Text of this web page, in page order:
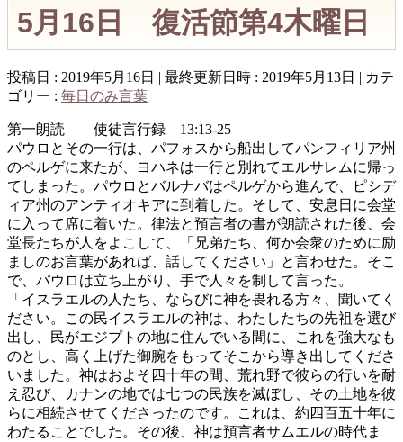
5月16日 復活節第4木曜日
投稿日 : 2019年5月16日 最終更新日時 : 2019年5月13日
カテ
ゴリー : 毎日のみ言葉
第一朗読 使徒言行録 13:13-25
パウロとその一行は、パフォスから船出してパンフィリア州
のペルゲに来たが、ヨハネは一行と別れてエルサレムに帰っ
てしまった。パウロとバルナバはペルゲから進んで、ピシデ
ィア州のアンティオキアに到着した。そして、安息日に会堂
に入って席に着いた。律法と預言者の書が朗読された後、会
堂長たちが人をよこして、「兄弟たち、何か会衆のために励
ましのお言葉があれば、話してください」と言わせた。そこ
で、パウロは立ち上がり、手で人々を制して言った。
「イスラエルの人たち、ならびに神を畏れる方々、聞いてく
ださい。この民イスラエルの神は、わたしたちの先祖を選び
出し、民がエジプトの地に住んでいる間に、これを強大なも
のとし、高く上げた御腕をもってそこから導き出してくださ
いました。神はおよそ四十年の間、荒れ野で彼らの行いを耐
え忍び、カナンの地では七つの民族を滅ぼし、その土地を彼
らに相続させてくださったのです。これは、約四百五十年に
わたることでした。その後、神は預言者サムエルの時代ま